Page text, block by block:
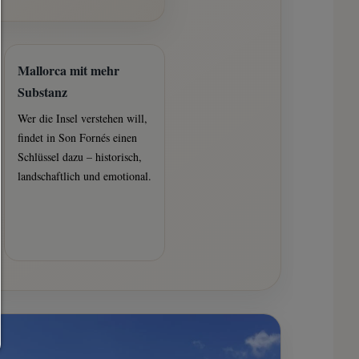
Mallorca mit mehr
Substanz
Wer die Insel verstehen will,
findet in Son Fornés einen
Schlüssel dazu – historisch,
landschaftlich und emotional.
Es werden nur Drittanbieter-Inhalte oder die Cookie-Arten
Es werden nur die technisch notwendigen Cookies zugelassen